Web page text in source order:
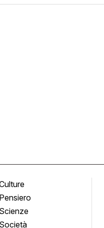
Pensiero
Scienze
Società